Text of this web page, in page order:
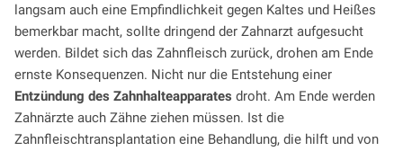
langsam auch eine Empfindlichkeit gegen Kaltes und Heißes
bemerkbar macht, sollte dringend der Zahnarzt aufgesucht
werden. Bildet sich das Zahnfleisch zurück, drohen am Ende
ernste Konsequenzen. Nicht nur die Entstehung einer
Entzündung des Zahnhalteapparates droht. Am Ende werden
Zahnärzte auch Zähne ziehen müssen. Ist die
Zahnfleischtransplantation eine Behandlung, die hilft und von